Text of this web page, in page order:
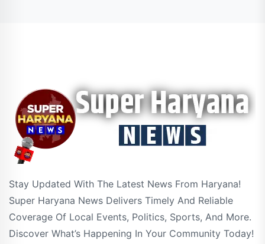
Stay Updated With The Latest News From Haryana!
Super Haryana News Delivers Timely And Reliable
Coverage Of Local Events, Politics, Sports, And More.
Discover What’s Happening In Your Community Today!